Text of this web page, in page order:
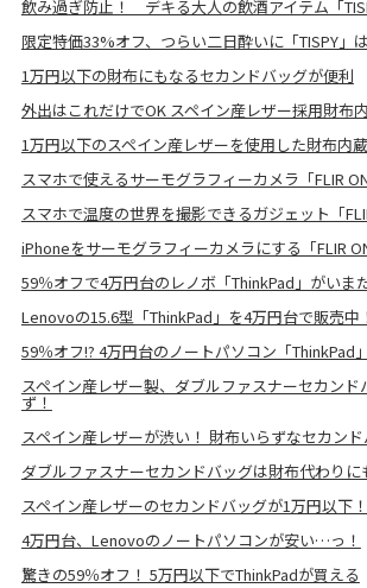
飲み過ぎ防止！ デキる大人の飲酒アイテム「
限定特価33%オフ、つらい二日酔いに「TISPY」
1万円以下の財布にもなるセカンドバッグが便利
外出はこれだけでOK スペイン産レザー採用財布
1万円以下のスペイン産レザーを使用した財布内
スマホで使えるサーモグラフィーカメラ「FLIR
スマホで温度の世界を撮影できるガジェット「
iPhoneをサーモグラフィーカメラにする「FLIR
59％オフで4万円台のレノボ「ThinkPad」がいま
Lenovoの15.6型「ThinkPad」を4万円台で販売中
59％オフ!? 4万円台のノートパソコン「ThinkPad
スペイン産レザー製、ダブルファスナーセカンド
ず！
スペイン産レザーが渋い！ 財布いらずなセカン
ダブルファスナーセカンドバッグは財布代わり
スペイン産レザーのセカンドバッグが1万円以下！
4万円台、Lenovoのノートパソコンが安い…っ！
驚きの59％オフ！ 5万円以下でThinkPadが買える